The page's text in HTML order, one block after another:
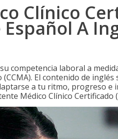
Clínico
A
competencia laboral a
El contenido de
a tu ritmo, progreso e
Médico Clínico Certificado